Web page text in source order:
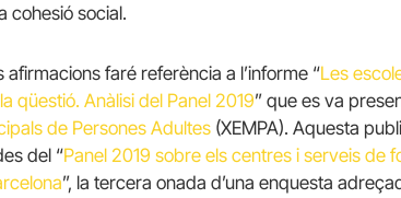
cohesió social.
faré referència a l’informe “Les
qüestió. Anàlisi del Panel 2019” que es va
de Persones Adultes (XEMPA). Aquesta
del “Panel 2019 sobre els centres i serveis de
”, la tercera onada d’una enquesta